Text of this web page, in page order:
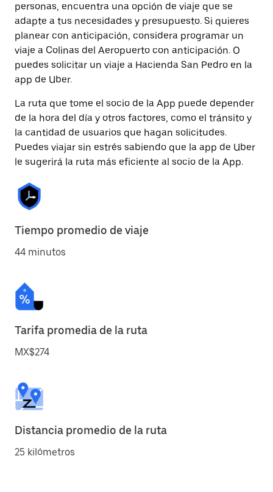
personas, encuentra una opción de viaje que se
adapte a tus necesidades y presupuesto. Si quieres
planear con anticipación, considera programar un
viaje a Colinas del Aeropuerto con anticipación. O
puedes solicitar un viaje a Hacienda San Pedro en la
app de Uber.
La ruta que tome el socio de la App puede depender
de la hora del día y otros factores, como el tránsito y
la cantidad de usuarios que hagan solicitudes.
Puedes viajar sin estrés sabiendo que la app de Uber
le sugerirá la ruta más eficiente al socio de la App.
Tiempo promedio de viaje
44 minutos
Tarifa promedia de la ruta
MX$274
Distancia promedio de la ruta
25 kilómetros